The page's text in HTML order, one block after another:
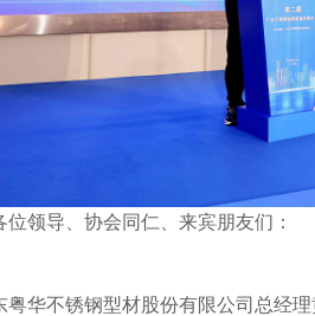
位领导、协会同仁、来宾朋友们：
粤华不锈钢型材股份有限公司总经